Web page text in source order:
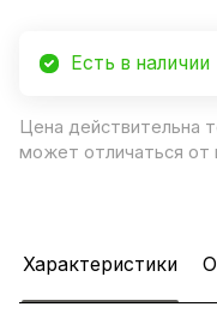
Есть в наличии
Цена действительна
может отличаться от
Характеристики